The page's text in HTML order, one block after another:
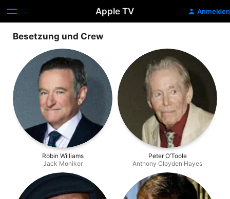
Apple TV Anmelden
Besetzung und Crew
Robin Williams
Jack Moniker
Peter O’Toole
Anthony Cloyden Hayes